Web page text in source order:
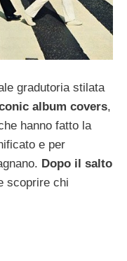
gradutoria stilata
album covers,
hanno fatto la
e per
Dopo il salto
scoprire chi